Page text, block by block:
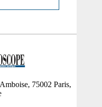
75002 Paris,